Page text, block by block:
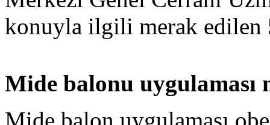
konuyla ilgili merak edilen
Mide balonu uygulaması
Mide balon uygulaması